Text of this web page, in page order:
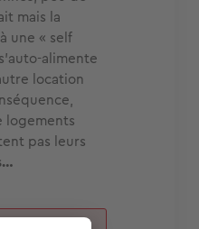
mais la
une « self
alimente
location
logements
pas leurs